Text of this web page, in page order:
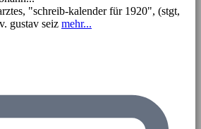
"schreib-kalender für 1920", (stgt,
gustav seiz mehr...